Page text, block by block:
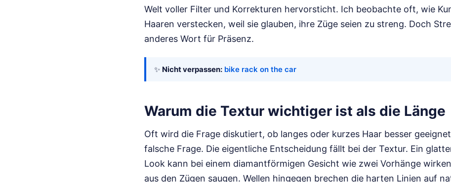
Welt voller Filter und Korrekturen hervorsticht. Ich beobachte oft, wie
Haaren verstecken, weil sie glauben, ihre Züge seien zu streng. Doch
anderes Wort für Präsenz.
✨ Nicht verpassen: bike rack on the car
Warum die Textur wichtiger ist als die Länge
Oft wird die Frage diskutiert, ob langes oder kurzes Haar besser
falsche Frage. Die eigentliche Entscheidung fällt bei der Textur. Ein
Look kann bei einem diamantförmigen Gesicht wie zwei Vorhänge
aus den Zügen saugen. Wellen hingegen brechen die harten Linien auf